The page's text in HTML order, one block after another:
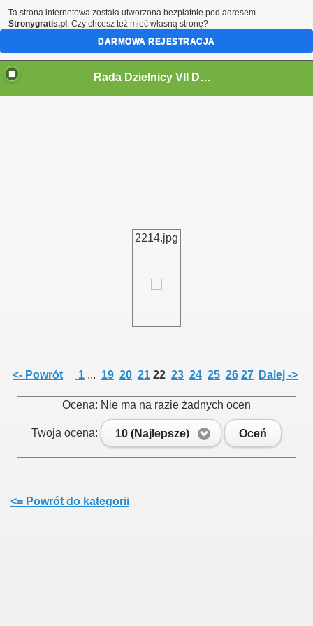
Rada Dzielnicy VII Dwór
2214.jpg
<- Powrót 1 ... 19 20 21 22 23 24 25 26 27 Dalej ->
Ocena: Nie ma na razie żadnych ocen
Twoja ocena: 10 (Najlepsze) Oceń
<= Powrót do kategorii
Ta strona internetowa została utworzona bezpłatnie pod adresem
Stronygratis.pl . Czy chcesz też mieć własną stronę?
DARMOWA REJESTRACJA